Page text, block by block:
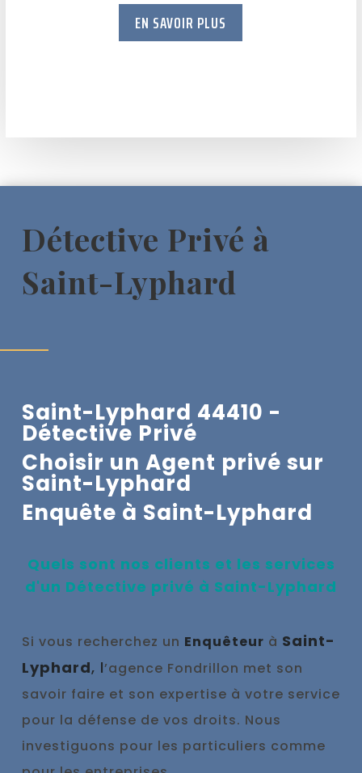
EN SAVOIR PLUS
Détective Privé à
Saint-Lyphard
Saint-Lyphard 44410 -
Détective Privé
Choisir un Agent privé sur
Saint-Lyphard
Enquête à Saint-Lyphard
Quels sont nos clients et les services
d'un Détective privé à Saint-Lyphard
Si vous recherchez un Enquêteur à Saint-
Lyphard, l’agence Fondrillon met son
savoir faire et son expertise à votre service
pour la défense de vos droits. Nous
investiguons pour les particuliers comme